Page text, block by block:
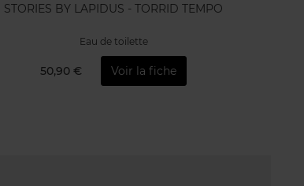
STORIES BY LAPIDUS - TORRID TEMPO
Eau de toilette
50,90 € Voir la fiche